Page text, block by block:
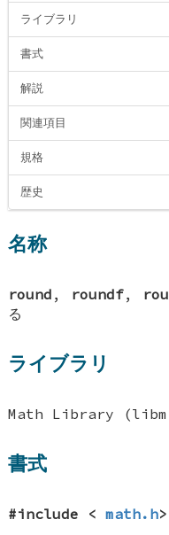
ライブラリ
書式
解説
関連項目
規格
歴史
名称
round , roundf,
る
ライブラリ
Math Library
書式
#include <math.h>